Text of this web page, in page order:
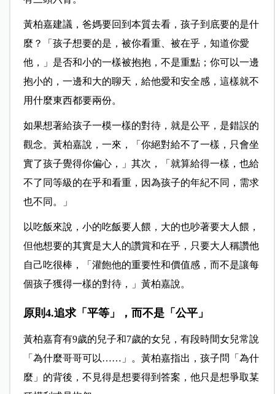
黃柏嘉建議，爸媽要回到本質去看，孩子到底要的是什
麼？「孩子想要的是，被你看重、被在乎，知道你愛
他，」是否和小的一樣被抱抱，不是重點；你可以一邊
抱小的，一邊和大的聊天，給他愛和安全感，這樣就不
用什麼東西都要兩份。
如果想著給孩子一模一樣的對待，就是公平，是錯誤的
觀念。黃柏嘉說，一來，「你絕對給不了一樣，只會坐
實了孩子覺得你偏心，」其次，「就算給得一樣，也給
不了同等級的在乎和看重，因為孩子的年紀不同，需求
也不同。」
以吃飯來說，小的吃飯要人餵，大的也吵著要大人餵，
但他想要的其實是大人的讚賞和在乎，只要大人稱讚他
自己吃很棒，「灌飽他的重要性和價值感，而不是讓每
個孩子獲得一樣的對待，」黃柏嘉說。
原則4.追求「平等」，而不是「公平」
黃柏嘉育有9歲的兒子和7歲的女兒，有段時間女兒常說
「為什麼哥哥可以……」。黃柏嘉指出，孩子問「為什
麼」的背後，不見得是想要得到答案，他只是想爭取某